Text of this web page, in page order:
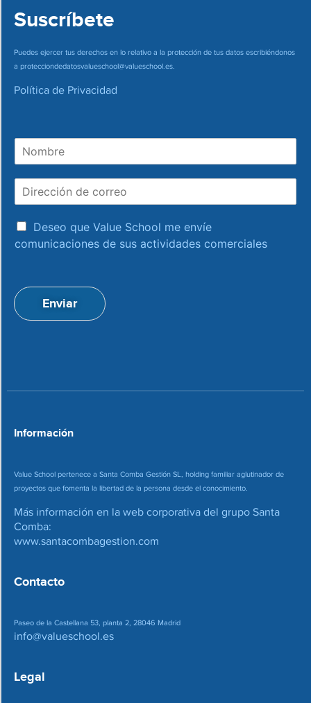
Suscríbete
Puedes ejercer tus derechos en lo relativo a la protección de tus datos escribiéndonos
a protecciondedatosvalueschool@valueschool.es.
Política de Privacidad
e
c
n
d
e
a
c
a
c
Deseo que Value School me envíe
comunicaciones de sus actividades comerciales
Enviar
Información
Value School pertenece a Santa Comba Gestión SL, holding familiar aglutinador de
proyectos que fomenta la libertad de la persona desde el conocimiento.
Más información en la web corporativa del grupo Santa
Comba:
www.santacombagestion.com
Contacto
Paseo de la Castellana 53, planta 2, 28046 Madrid
info@valueschool.es
Legal